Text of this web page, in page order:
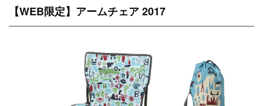
【WEB限定】アームチェア 2017